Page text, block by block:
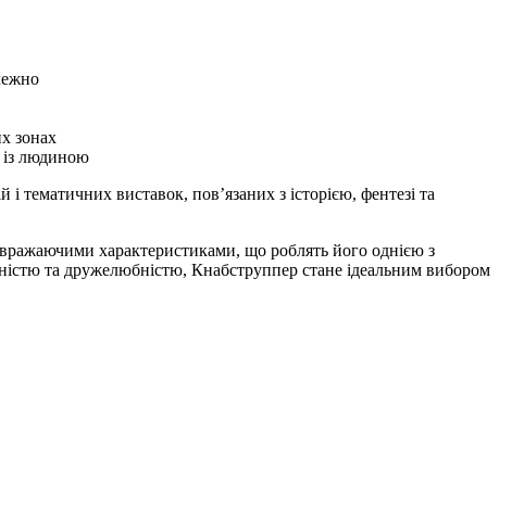
зонах
із людиною
тематичних виставок, пов’язаних з історією, фентезі та
характеристиками, що роблять його однією з
та дружелюбністю, Кнабструппер стане ідеальним вибором